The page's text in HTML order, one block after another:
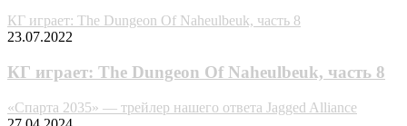
КГ играет: The Dungeon Of Naheulbeuk, часть 8
23.07.2022
КГ играет: The Dungeon Of Naheulbeuk, часть 8
«Спарта 2035» — трейлер нашего ответа Jagged Alliance